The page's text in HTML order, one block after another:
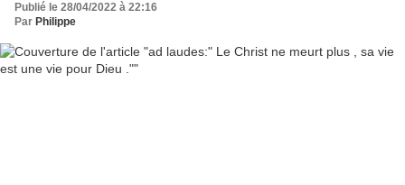
Publié le 28/04/2022 à 22:16
Par Philippe